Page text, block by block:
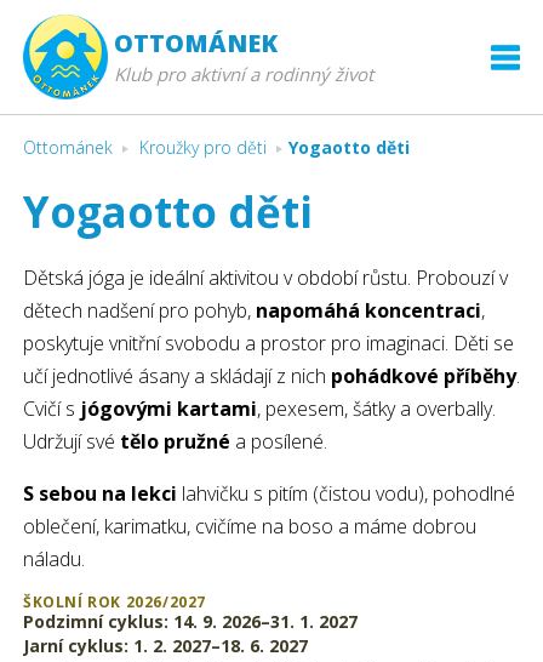
OTTOMÁNEK
Klub pro aktivní a rodinný život
Ottománek Kroužky pro děti Yogaotto děti
Yogaotto děti
Dětská jóga je ideální aktivitou v období růstu. Probouzí v
dětech nadšení pro pohyb, napomáhá koncentraci,
poskytuje vnitřní svobodu a prostor pro imaginaci. Děti se
učí jednotlivé ásany a skládají z nich pohádkové příběhy.
Cvičí s jógovými kartami, pexesem, šátky a overbally.
Udržují své tělo pružné a posílené.
S sebou na lekci lahvičku s pitím (čistou vodu), pohodlné
oblečení, karimatku, cvičíme na boso a máme dobrou
náladu.
ŠKOLNÍ ROK 2026/2027
Podzimní cyklus: 14. 9. 2026–31. 1. 2027
Jarní cyklus: 1. 2. 2027–18. 6. 2027